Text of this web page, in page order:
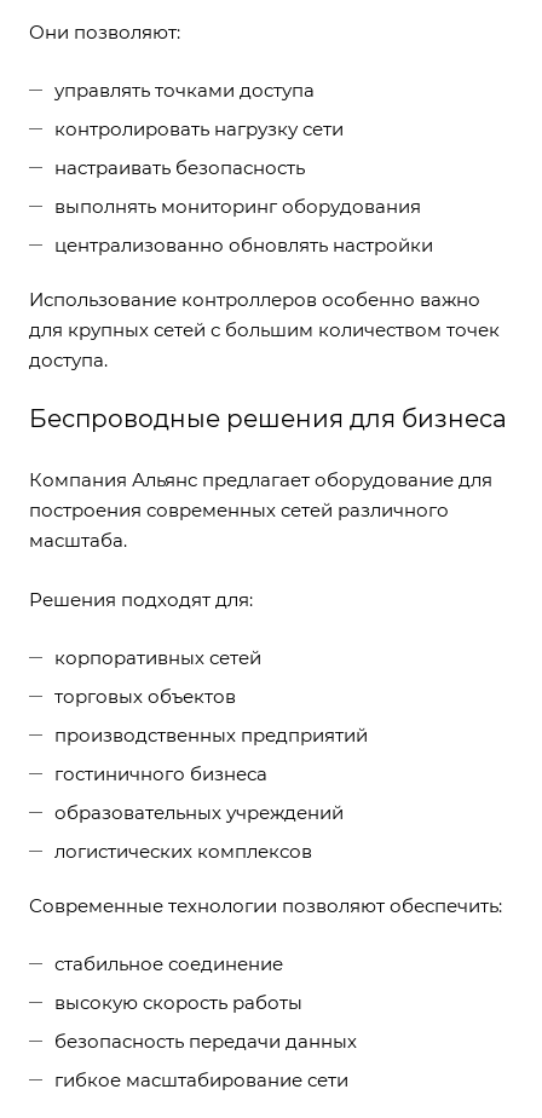
Они позволяют:
управлять точками доступа
контролировать нагрузку сети
настраивать безопасность
выполнять мониторинг оборудования
централизованно обновлять настройки
Использование контроллеров особенно важно
для крупных сетей с большим количеством точек
доступа.
Беспроводные решения для бизнеса
Компания Альянс предлагает оборудование для
построения современных сетей различного
масштаба.
Решения подходят для:
корпоративных сетей
торговых объектов
производственных предприятий
гостиничного бизнеса
образовательных учреждений
логистических комплексов
Современные технологии позволяют обеспечить:
стабильное соединение
высокую скорость работы
безопасность передачи данных
гибкое масштабирование сети